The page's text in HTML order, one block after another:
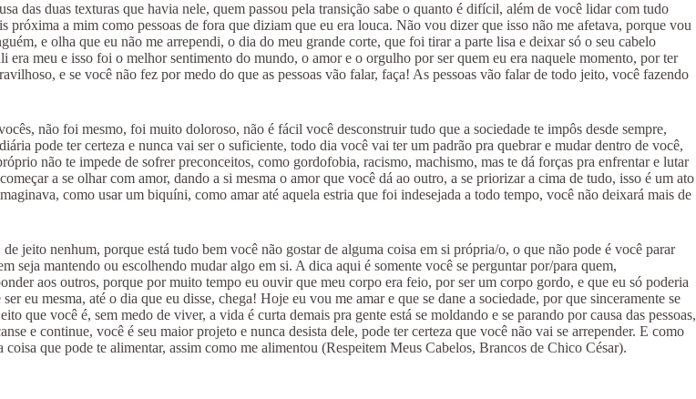
das duas texturas que havia nele, quem passou pela transição sabe o quanto é difícil, além de você lidar com tudo
próxima a mim como pessoas de fora que diziam que eu era louca. Não vou dizer que isso não me afetava, porque vou
e olha que eu não me arrependi, o dia do meu grande corte, que foi tirar a parte lisa e deixar só o seu cabelo
meu e isso foi o melhor sentimento do mundo, o amor e o orgulho por ser quem eu era naquele momento, por ter
e se você não fez por medo do que as pessoas vão falar, faça! As pessoas vão falar de todo jeito, você fazendo
não foi mesmo, foi muito doloroso, não é fácil você desconstruir tudo que a sociedade te impôs desde sempre,
pode ter certeza e nunca vai ser o suficiente, todo dia você vai ter um padrão pra quebrar e mudar dentro de você,
não te impede de sofrer preconceitos, como gordofobia, racismo, machismo, mas te dá forças pra enfrentar e lutar
a se olhar com amor, dando a si mesma o amor que você dá ao outro, a se priorizar a cima de tudo, isso é um ato
como usar um biquíni, como amar até aquela estria que foi indesejada a todo tempo, você não deixará mais de
jeito nenhum, porque está tudo bem você não gostar de alguma coisa em si própria/o, o que não pode é você parar
mantendo ou escolhendo mudar algo em si. A dica aqui é somente você se perguntar por/para quem,
aos outros, porque por muito tempo eu ouvir que meu corpo era feio, por ser um corpo gordo, e que eu só poderia
eu mesma, até o dia que eu disse, chega! Hoje eu vou me amar e que se dane a sociedade, por que sinceramente se
que você é, sem medo de viver, a vida é curta demais pra gente está se moldando e se parando por causa das pessoas,
e continue, você é seu maior projeto e nunca desista dele, pode ter certeza que você não vai se arrepender. E como
que pode te alimentar, assim como me alimentou (Respeitem Meus Cabelos, Brancos de Chico César).